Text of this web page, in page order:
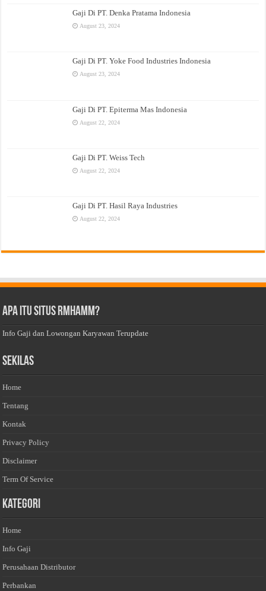
Gaji Di PT. Denka Pratama Indonesia
August 23, 2024
Gaji Di PT. Yoke Food Industries Indonesia
August 23, 2024
Gaji Di PT. Epiterma Mas Indonesia
August 22, 2024
Gaji Di PT. Weiss Tech
August 22, 2024
Gaji Di PT. Hasil Raya Industries
August 22, 2024
Apa Itu Situs Rmhamm?
Info Gaji dan Lowongan Karyawan Terupdate
Sekilas
Home
Tentang
Kontak
Privacy Policy
Disclaimer
Term Of Service
Kategori
Home
Info Gaji
Perusahaan Distributor
Perbankan